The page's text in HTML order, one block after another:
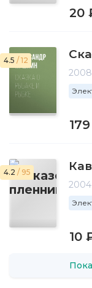
20
4.5 / 12
2008
4.2 / 95
2004
10